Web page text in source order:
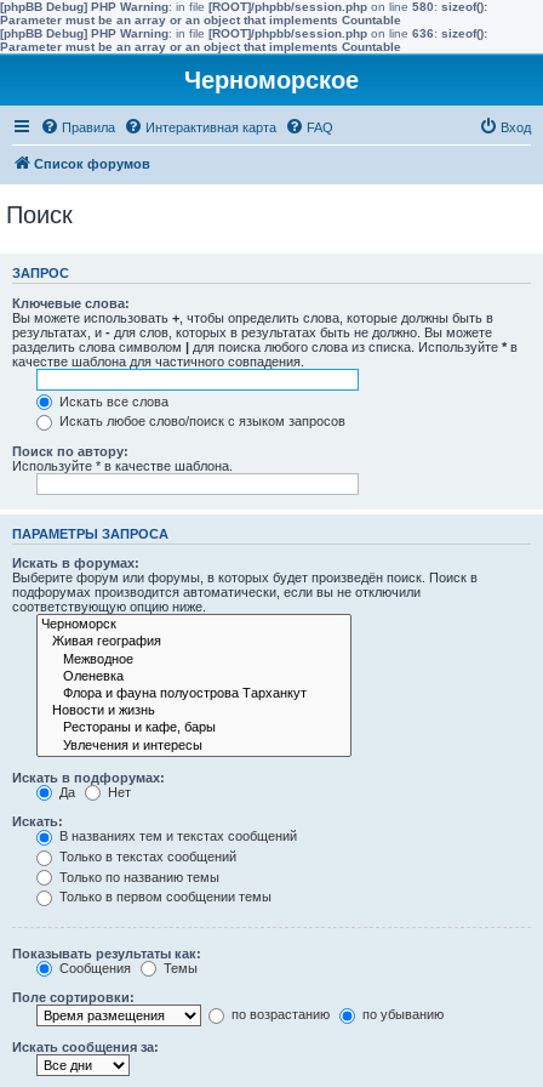
[phpBB Debug] PHP Warning: in file [ROOT]/phpbb/session.php on line 580: sizeof():
Parameter must be an array or an object that implements Countable
[phpBB Debug] PHP Warning: in file [ROOT]/phpbb/session.php on line 636: sizeof():
Parameter must be an array or an object that implements Countable
Черноморское
Правила Интерактивная карта FAQ Вход
Список форумов
Поиск
ЗАПРОС
Ключевые слова:
Вы можете использовать + , чтобы определить слова, которые должны быть в
результатах, и - для слов, которых в результатах быть не должно. Вы можете
разделить слова символом | для поиска любого слова из списка. Используйте * в
качестве шаблона для частичного совпадения.
Искать все слова
Искать любое слово/поиск с языком запросов
Поиск по автору:
Используйте * в качестве шаблона.
ПАРАМЕТРЫ ЗАПРОСА
Искать в форумах:
Выберите форум или форумы, в которых будет произведён поиск. Поиск в
подфорумах производится автоматически, если вы не отключили
соответствующую опцию ниже.
Искать в подфорумах:
Да
Нет
Искать:
В названиях тем и текстах сообщений
Только в текстах сообщений
Только по названию темы
Только в первом сообщении темы
Показывать результаты как:
Сообщения
Темы
Поле сортировки:
по возрастанию
по убыванию
Искать сообщения за: